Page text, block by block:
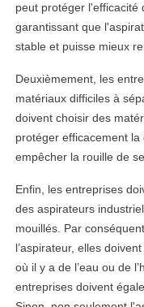
peut protéger l'efficacité
garantissant que
stable et puisse mieux
Deuxièmement, les
matériaux difficiles à
doivent choisir des
protéger efficacement
empêcher la rouille de
Enfin, les entreprises
des aspirateurs
mouillés. Par
l’aspirateur, elles
où il y a de l’eau ou de
entreprises doivent